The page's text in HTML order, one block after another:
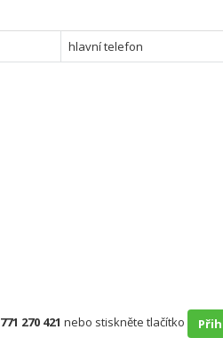
hlavní telefon
270 421 nebo stiskněte tlačítko